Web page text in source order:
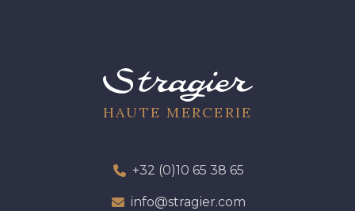
HAUTE MERCERIE
+32 (0)10 65 38 65
info@stragier.com